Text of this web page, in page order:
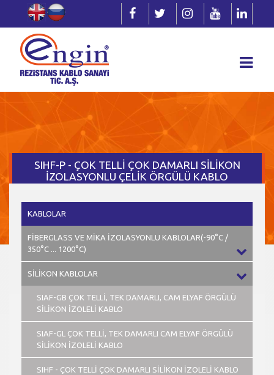
SIHF-P - ÇOK TELLİ ÇOK DAMARLI SİLİKON
İZOLASYONLU ÇELİK ÖRGÜLÜ KABLO
KABLOLAR
FİBERGLASS VE MİKA İZOLASYONLU KABLOLAR(-90°C /
350°C ... 1200°C)
SİLİKON KABLOLAR
SIAF-GB ÇOK TELLİ, TEK DAMARLI, CAM ELYAF ÖRGÜLÜ
SİLİKON İZOLELİ KABLO
SIAF-GL ÇOK TELLİ, TEK DAMARLI CAM ELYAF ÖRGÜLÜ
SİLİKON İZOLELİ KABLO
SIHF - ÇOK TELLİ ÇOK DAMARLI SİLİKON İZOLELİ KABLO